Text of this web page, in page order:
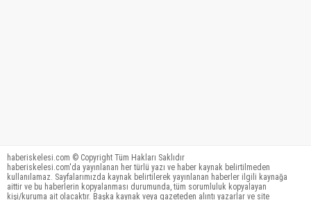
haberiskelesi.com © Copyright Tüm Hakları Saklıdır
haberiskelesi.com'da yayınlanan her türlü yazı ve haber kaynak belirtilmeden
kullanılamaz. Sayfalarımızda kaynak belirtilerek yayınlanan haberler ilgili kaynağa
aittir ve bu haberlerin kopyalanması durumunda, tüm sorumluluk kopyalayan
kişi/kuruma ait olacaktır. Başka kaynak veya gazeteden alıntı yazarlar ve site